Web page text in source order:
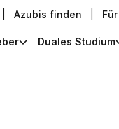
Azubis finden
Duales Studium